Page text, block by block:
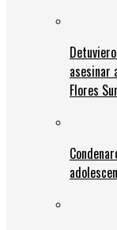
asesinar
Flores Sur